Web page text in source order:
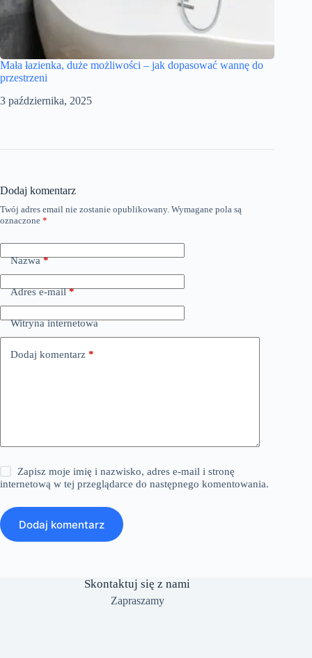
Mała łazienka, duże możliwości – jak dopasować wannę do
przestrzeni
3 października, 2025
Dodaj komentarz
Twój adres email nie zostanie opublikowany. Wymagane pola są
oznaczone *
Nazwa*
Adres e-mail*
Witryna internetowa
Dodaj komentarz *
Zapisz moje imię i nazwisko, adres e-mail i stronę
internetową w tej przeglądarce do następnego komentowania.
Dodaj komentarz
Skontaktuj się z nami
Zapraszamy